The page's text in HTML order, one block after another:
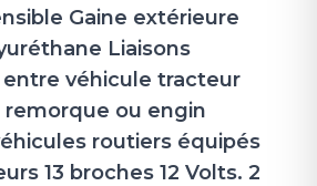
Gaine extérieure
Liaisons
véhicule tracteur
remorque ou engin
routiers équipés
13 broches 12 Volts. 2